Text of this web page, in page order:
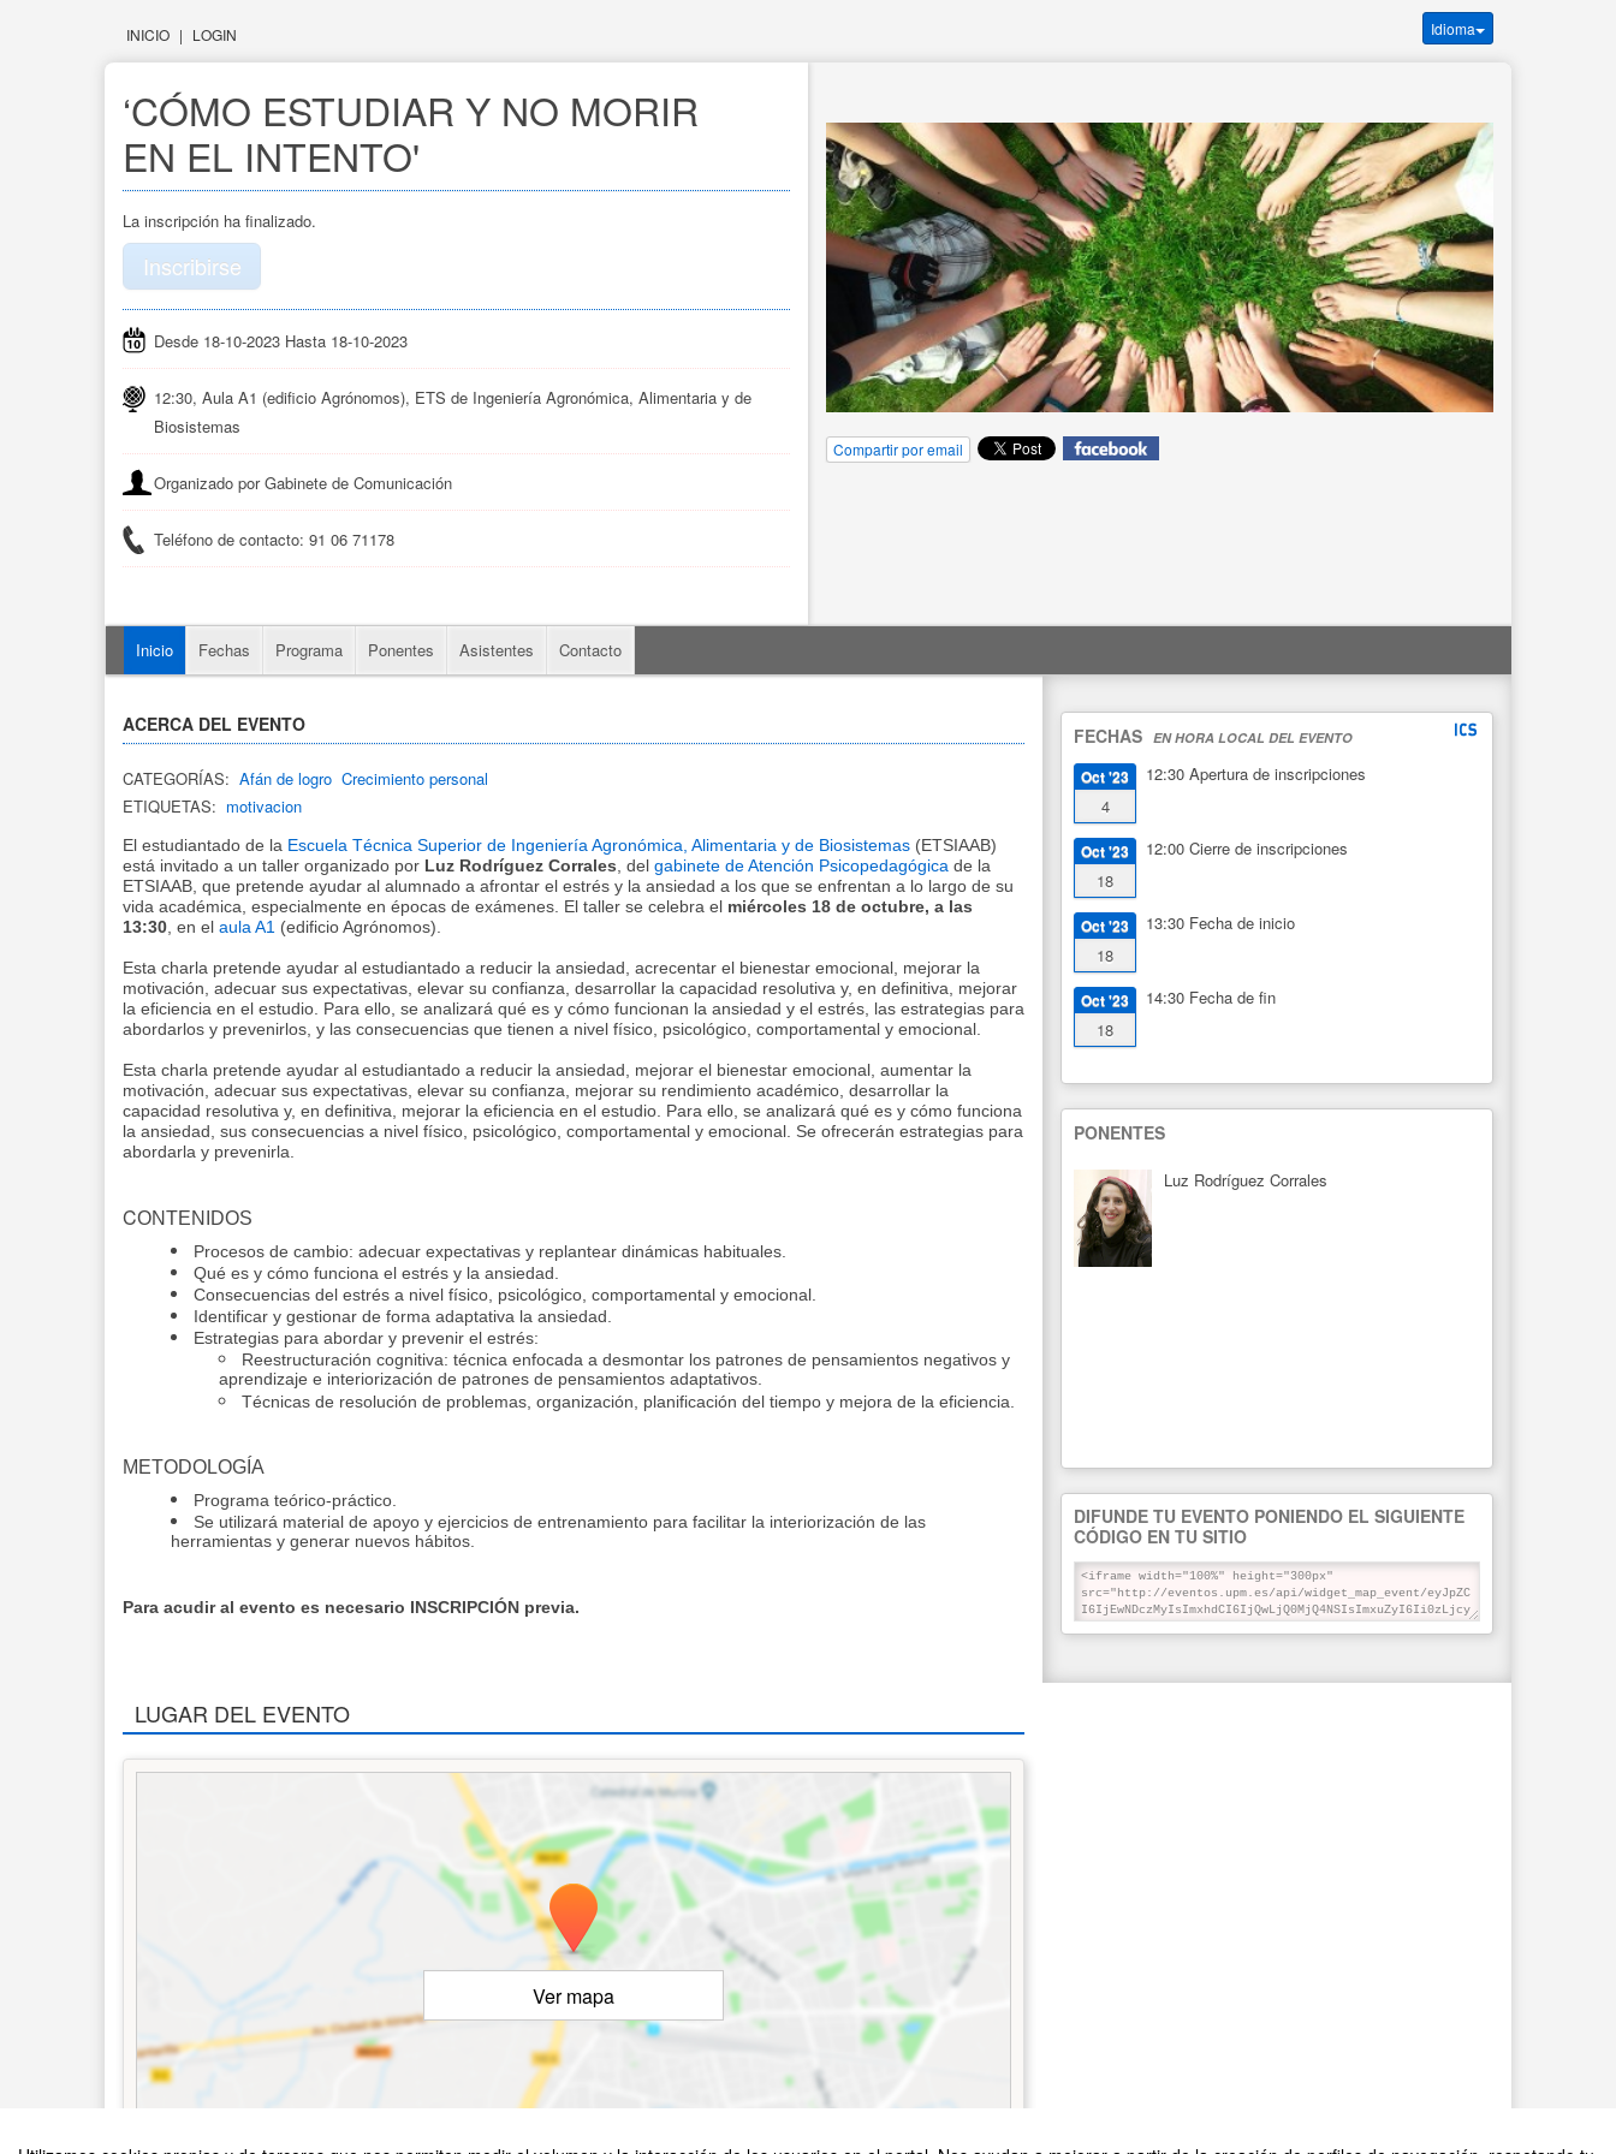
INICIO | LOGIN Idioma
‘CÓMO ESTUDIAR Y NO MORIR
EN EL INTENTO'
La inscripción ha finalizado.
Inscribirse
Desde 18-10-2023 Hasta 18-10-2023
12:30, Aula A1 (edificio Agrónomos), ETS de Ingeniería Agronómica, Alimentaria y de
Biosistemas
Organizado por Gabinete de Comunicación
Teléfono de contacto: 91 06 71178
Compartir por email
Inicio Fechas Programa Ponentes Asistentes Contacto
ACERCA DEL EVENTO
CATEGORÍAS: Afán de logro Crecimiento personal
ETIQUETAS: motivacion
El estudiantado de la Escuela Técnica Superior de Ingeniería Agronómica, Alimentaria y de Biosistemas (ETSIAAB)
está invitado a un taller organizado por Luz Rodríguez Corrales , del gabinete de Atención Psicopedagógica de la
ETSIAAB, que pretende ayudar al alumnado a afrontar el estrés y la ansiedad a los que se enfrentan a lo largo de su
vida académica, especialmente en épocas de exámenes. El taller se celebra el miércoles 18 de octubre, a las
13:30 , en el aula A1 (edificio Agrónomos).
Esta charla pretende ayudar al estudiantado a reducir la ansiedad, acrecentar el bienestar emocional, mejorar la
motivación, adecuar sus expectativas, elevar su confianza, desarrollar la capacidad resolutiva y, en definitiva, mejorar
la eficiencia en el estudio. Para ello, se analizará qué es y cómo funcionan la ansiedad y el estrés, las estrategias para
abordarlos y prevenirlos, y las consecuencias que tienen a nivel físico, psicológico, comportamental y emocional.
Esta charla pretende ayudar al estudiantado a reducir la ansiedad, mejorar el bienestar emocional, aumentar la
motivación, adecuar sus expectativas, elevar su confianza, mejorar su rendimiento académico, desarrollar la
capacidad resolutiva y, en definitiva, mejorar la eficiencia en el estudio. Para ello, se analizará qué es y cómo funciona
la ansiedad, sus consecuencias a nivel físico, psicológico, comportamental y emocional. Se ofrecerán estrategias para
abordarla y prevenirla.
CONTENIDOS
Procesos de cambio: adecuar expectativas y replantear dinámicas habituales.
Qué es y cómo funciona el estrés y la ansiedad.
Consecuencias del estrés a nivel físico, psicológico, comportamental y emocional.
Identificar y gestionar de forma adaptativa la ansiedad.
Estrategias para abordar y prevenir el estrés:
Reestructuración cognitiva: técnica enfocada a desmontar los patrones de pensamientos negativos y
aprendizaje e interiorización de patrones de pensamientos adaptativos.
Técnicas de resolución de problemas, organización, planificación del tiempo y mejora de la eficiencia.
METODOLOGÍA
Programa teórico-práctico.
Se utilizará material de apoyo y ejercicios de entrenamiento para facilitar la interiorización de las
herramientas y generar nuevos hábitos.
Para acudir al evento es necesario INSCRIPCIÓN previa.
LUGAR DEL EVENTO
Ver mapa
FECHAS EN HORA LOCAL DEL EVENTO
Oct '23
4
12:30 Apertura de inscripciones
Oct '23
18
12:00 Cierre de inscripciones
Oct '23
18
13:30 Fecha de inicio
Oct '23
18
14:30 Fecha de fin
PONENTES
Luz Rodríguez Corrales
DIFUNDE TU EVENTO PONIENDO EL SIGUIENTE
CÓDIGO EN TU SITIO